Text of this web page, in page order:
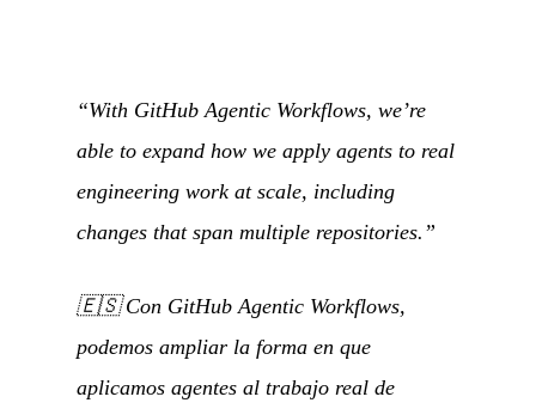
“With GitHub Agentic Workflows, we’re
able to expand how we apply agents to real
engineering work at scale, including
changes that span multiple repositories.”
🇪🇸Con GitHub Agentic Workflows,
podemos ampliar la forma en que
aplicamos agentes al trabajo real de